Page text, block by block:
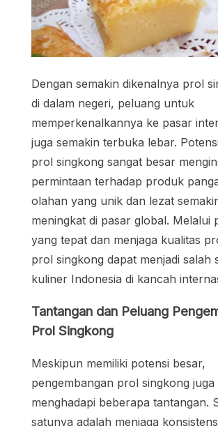
Dengan semakin dikenalnya prol
di dalam negeri, peluang untuk
memperkenalkannya ke pasar
juga semakin terbuka lebar.
prol singkong sangat besar
permintaan terhadap produk
olahan yang unik dan lezat
meningkat di pasar global. Melalui
yang tepat dan menjaga kualitas
prol singkong dapat menjadi salah
kuliner Indonesia di kancah
Tantangan dan Peluang
Prol Singkong
Meskipun memiliki potensi besar,
pengembangan prol singkong juga
menghadapi beberapa tantangan.
satunya adalah menjaga